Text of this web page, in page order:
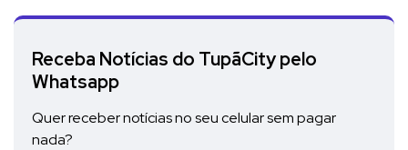
Receba Notícias do TupãCity pelo
Whatsapp
Quer receber notícias no seu celular sem pagar
nada?